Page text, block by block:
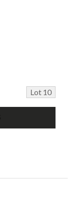
Lot 10